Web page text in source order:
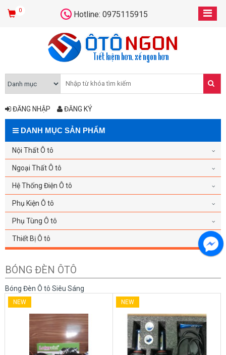
0 Hotline: 0975115915
ĐĂNG NHẬP ĐĂNG KÝ
DANH MỤC SẢN PHẨM
Nội Thất Ô tô
Ngoại Thất Ô tô
Hệ Thống Điện Ô tô
Phụ Kiện Ô tô
Phụ Tùng Ô tô
Thiết Bị Ô tô
BÓNG ĐÈN ÔTÔ
Bóng Đèn Ô tô Siêu Sáng
NEW NEW